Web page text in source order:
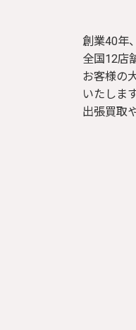
創業40年
全国12店
お客様の
いたします
出張買取